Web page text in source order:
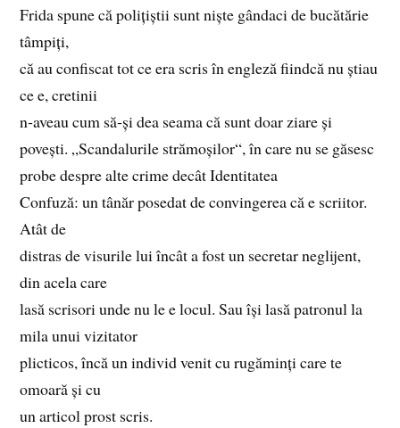
Frida spune că polițiștii sunt niște gândaci de bucătărie
tâmpiți,
că au confiscat tot ce era scris în engleză fiindcă nu știau
ce e, cretinii
n‑aveau cum să‑și dea seama că sunt doar ziare și
povești. „Scandalurile strămoșilor“, în care nu se găsesc
probe despre alte crime decât Identitatea
Confuză: un tânăr posedat de convingerea că e scriitor.
Atât de
distras de visurile lui încât a fost un secretar neglijent,
din acela care
lasă scrisori unde nu le e locul. Sau își lasă patronul la
mila unui vizitator
plicticos, încă un individ venit cu rugăminți care te
omoară și cu
un articol prost scris.